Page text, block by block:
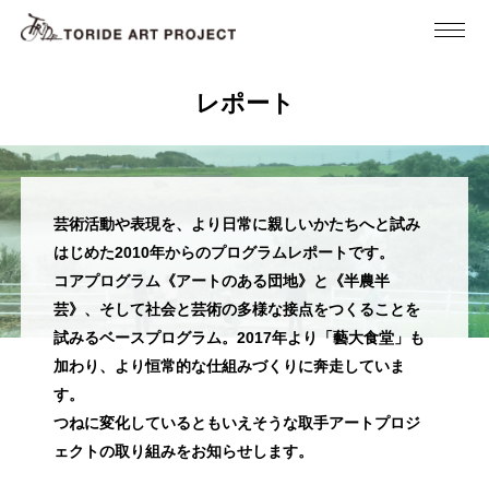
レポート
芸術活動や表現を、より日常に親しいかたちへと試み
はじめた2010年からのプログラムレポートです。
コアプログラム《アートのある団地》と《半農半
芸》、そして社会と芸術の多様な接点をつくることを
試みるベースプログラム。2017年より「藝大食堂」も
加わり、より恒常的な仕組みづくりに奔走していま
す。
つねに変化しているともいえそうな取手アートプロジ
ェクトの取り組みをお知らせします。